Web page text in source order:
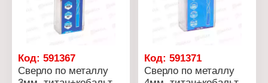
Код: 591367
Сверло по металлу
Код:591371
Сверло по металлу